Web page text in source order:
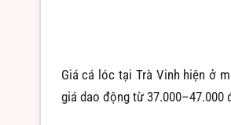
Giá cá lóc tại Trà Vinh hiện ở
giá dao động từ 37.000–47.000